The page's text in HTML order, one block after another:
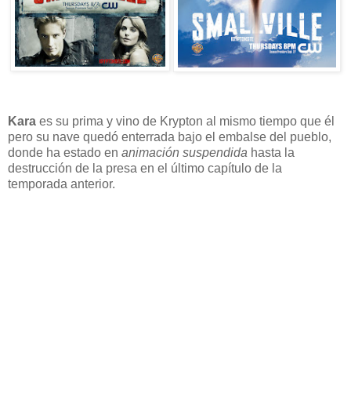
Kara es su prima y vino de Krypton al mismo tiempo que él
pero su nave quedó enterrada bajo el embalse del pueblo,
donde ha estado en animación suspendida hasta la
destrucción de la presa en el último capítulo de la
temporada anterior.